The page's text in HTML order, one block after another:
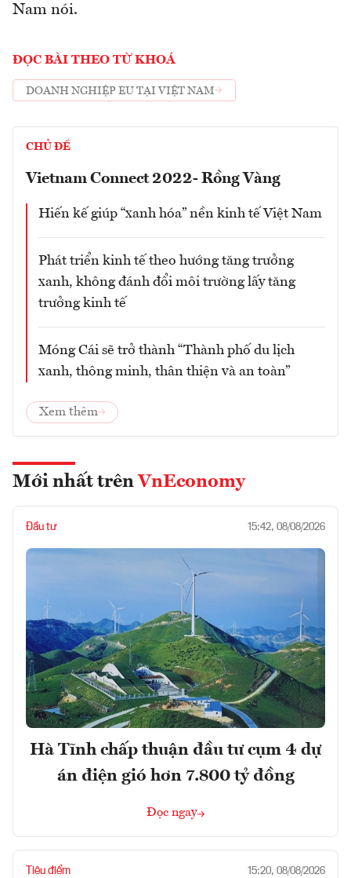
Nam nói.
ĐỌC BÀI THEO TỪ KHOÁ
DOANH NGHIỆP EU TẠI VIỆT NAM
CHỦ ĐỀ
Vietnam Connect 2022- Rồng Vàng
Hiến kế giúp “xanh hóa” nền kinh tế Việt Nam
Phát triển kinh tế theo hướng tăng trưởng
xanh, không đánh đổi môi trường lấy tăng
trưởng kinh tế
Móng Cái sẽ trở thành “Thành phố du lịch
xanh, thông minh, thân thiện và an toàn”
Xem thêm
Mới nhất trên VnEconomy
Đầu tư 15:42, 08/08/2026
Hà Tĩnh chấp thuận đầu tư cụm 4 dự
án điện gió hơn 7.800 tỷ đồng
Đọc ngay
Tiêu điểm 15:20, 08/08/2026